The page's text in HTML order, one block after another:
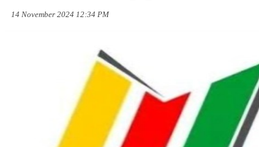
14 November 2024 12:34 PM